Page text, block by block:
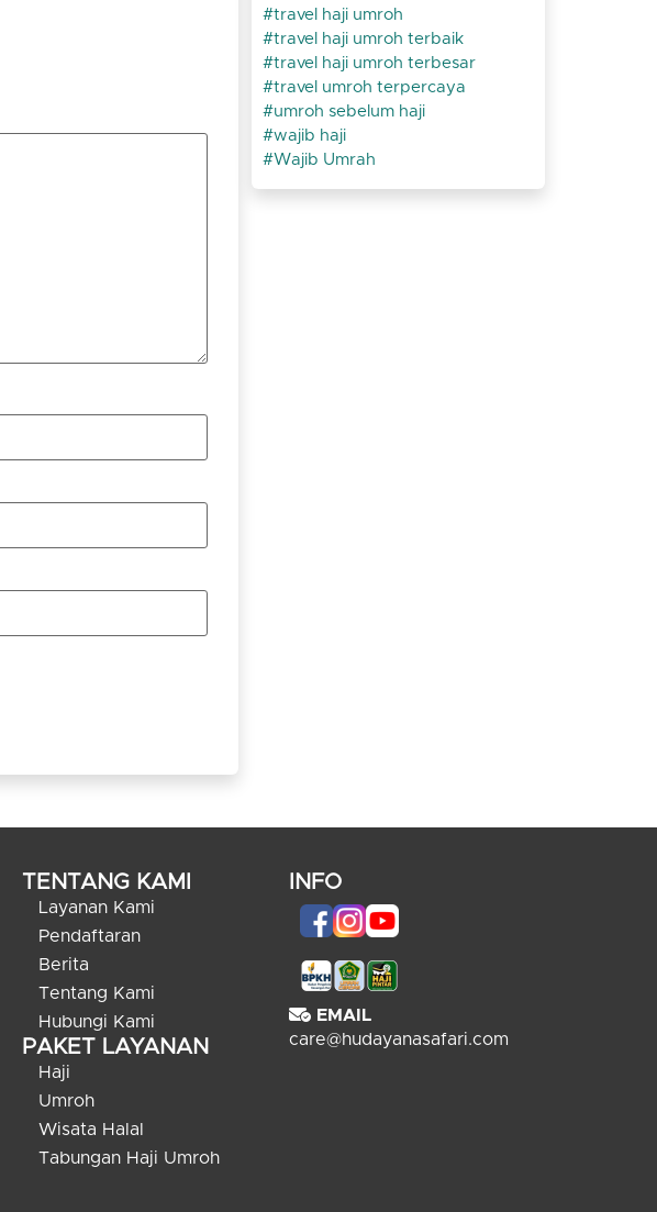
travel haji umroh
travel haji umroh terbaik
travel haji umroh terbesar
travel umroh terpercaya
umroh sebelum haji
wajib haji
Wajib Umrah
TENTANG KAMI
Layanan Kami
Pendaftaran
Berita
Tentang Kami
Hubungi Kami
PAKET LAYANAN
Haji
Umroh
Wisata Halal
Tabungan Haji Umroh
INFO
EMAIL
care@hudayanasafari.com